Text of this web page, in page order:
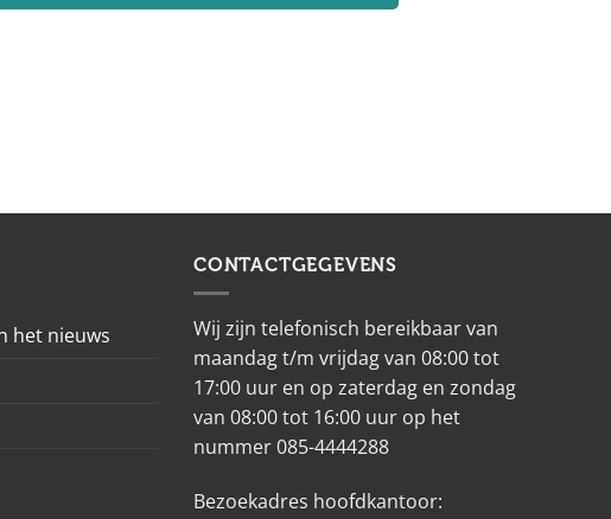
het nieuws
CONTACTGEGEVENS
Wij zijn telefonisch bereikbaar van
maandag t/m vrijdag van 08:00 tot
17:00 uur en op zaterdag en zondag
van 08:00 tot 16:00 uur op het
nummer 085-4444288
Bezoekadres hoofdkantoor: